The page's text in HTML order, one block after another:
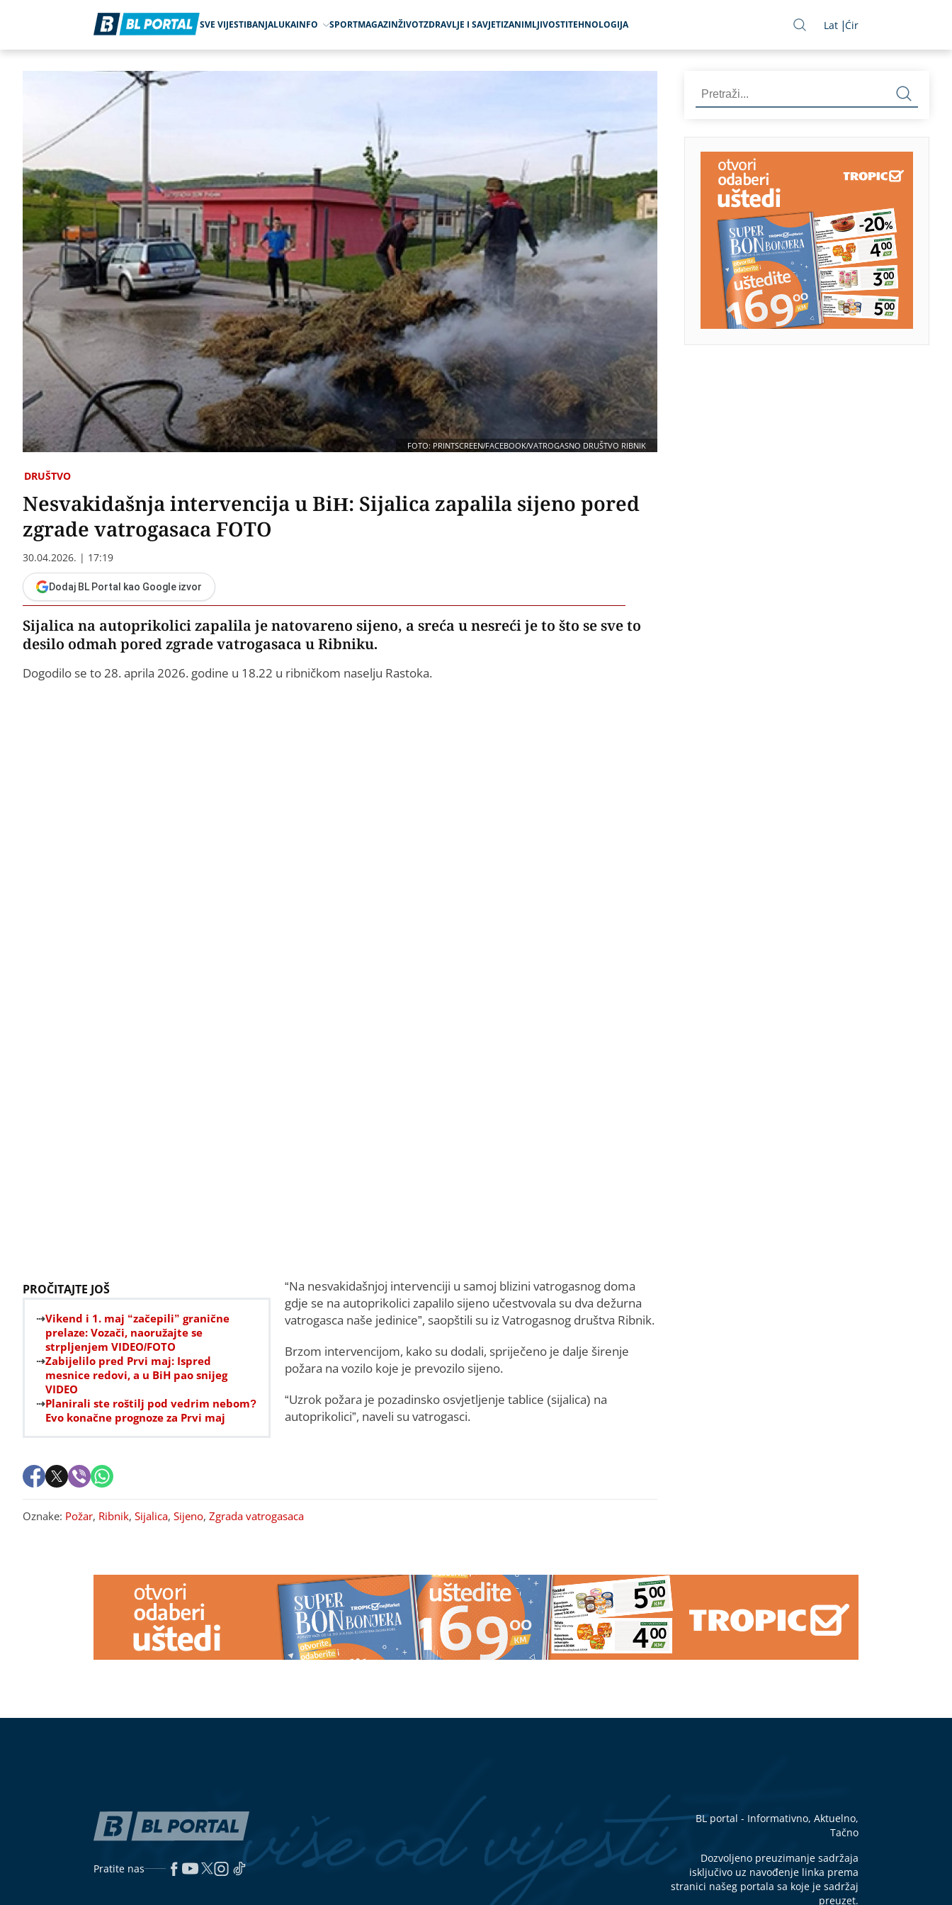
SVE VIJESTIBANJALUKAINFO SPORTMAGAZINŽIVOTZDRAVLJE I SAVJETIZANIMLJIVOSTITEHNOLOGIJA Lat Ćir
FOTO: PRINTSCREEN/FACEBOOK/VATROGASNO DRUŠTVO RIBNIK
DRUŠTVO
Nesvakidašnja intervencija u BiH: Sijalica zapalila sijeno pored
zgrade vatrogasaca FOTO
30.04.2026. | 17:19
Dodaj BL Portal kao Google izvor
Sijalica na autoprikolici zapalila je natovareno sijeno, a sreća u nesreći je to što se sve to
desilo odmah pored zgrade vatrogasaca u Ribniku.
Dogodilo se to 28. aprila 2026. godine u 18.22 u ribničkom naselju Rastoka.
PROČITAJTE JOŠ
Vikend i 1. maj “začepili” granične
prelaze: Vozači, naoružajte se
strpljenjem VIDEO/FOTO
Zabijelilo pred Prvi maj: Ispred
mesnice redovi, a u BiH pao snijeg
VIDEO
Planirali ste roštilj pod vedrim nebom?
Evo konačne prognoze za Prvi maj
“Na nesvakidašnjoj intervenciji u samoj blizini vatrogasnog doma
gdje se na autoprikolici zapalilo sijeno učestvovala su dva dežurna
vatrogasca naše jedinice”, saopštili su iz Vatrogasnog društva Ribnik.
Brzom intervencijom, kako su dodali, spriječeno je dalje širenje
požara na vozilo koje je prevozilo sijeno.
“Uzrok požara je pozadinsko osvjetljenje tablice (sijalica) na
autoprikolici”, naveli su vatrogasci.
Oznake: Požar, Ribnik, Sijalica, Sijeno, Zgrada vatrogasaca
se oglasio nakon što je postao djed
slavlje u domu Dragana Stankovića
miniću pozirala u bašti restorana
Pet evropskih gradova kao
alternativa Veneciji i Amsterdamu
(FOTO) Usijale se mreže: Na
Zlatiboru žu-žu prodaju na komad
(VIDEO) ŠOK U ZLATARI Nestala
roba vrijedna 10.000 evra, nadzorne
kamere snimile neobičnog lopova